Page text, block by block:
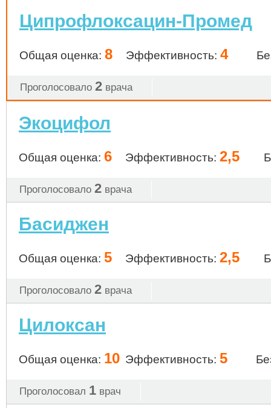
Ципрофлоксацин-Промед
Общая оценка: 8 Эффективность: 4
Проголосовало 2 врача
Экоцифол
Общая оценка: 6 Эффективность: 2,5
Проголосовало 2 врача
Басиджен
Общая оценка: 5 Эффективность: 2,5
Проголосовало 2 врача
Цилоксан
Общая оценка: 10 Эффективность: 5
Проголосовал 1 врач